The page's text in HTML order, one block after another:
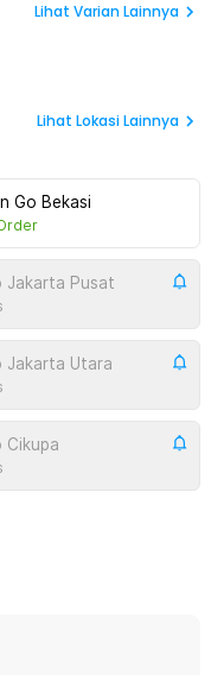
Lihat Varian Lainnya
Lihat Lokasi Lainnya
Go Bekasi
Jakarta Pusat
Jakarta Utara
Cikupa